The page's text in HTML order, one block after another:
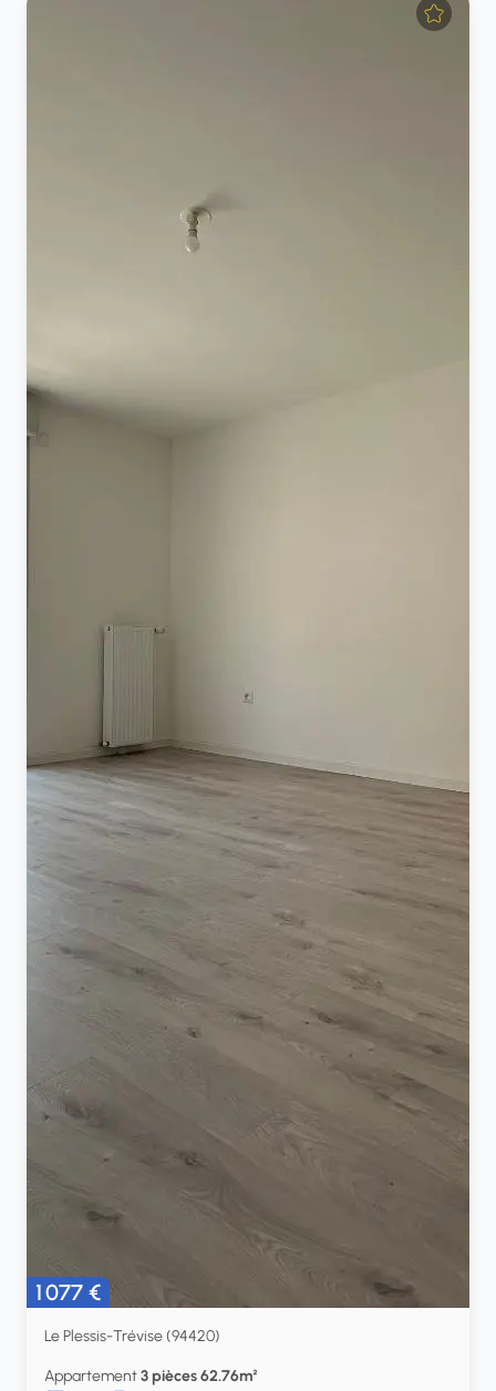
1 077 €
Le Plessis-Trévise (94420)
Appartement3 pièces 62.76m²